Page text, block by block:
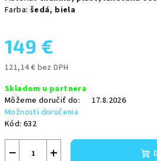
Farba: šedá, biela
149 €
121,14 € bez DPH
cena:
Skladom u partnera
Môžeme doručiť do:
17.8.2026
Možnosti doručenia
Kód: 632
+
−